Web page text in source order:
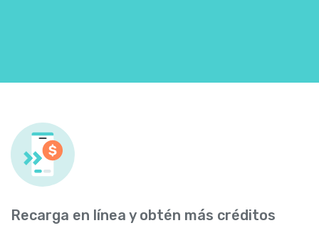
Recarga en línea y obtén más créditos